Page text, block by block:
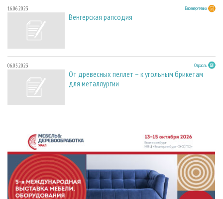
16.06.2023 Биоэнергетика
Венгерская рапсодия
06.05.2023 Отрасль
От древесных пеллет – к угольным брикетам
для металлургии